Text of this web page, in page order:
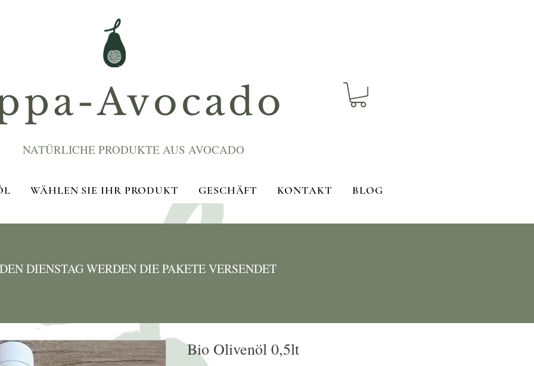
Avocado
NATÜRLICHE PRODUKTE AUS AVOCADO
WÄHLEN SIE IHR PRODUKT GESCHÄFT KONTAKT BLOG
DIENSTAG WERDEN DIE PAKETE VERSENDET
Bio Olivenöl 0,5lt